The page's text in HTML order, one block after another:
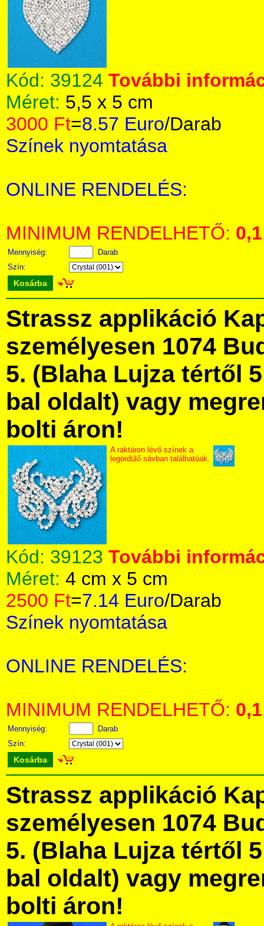
Kód: 39124 További
Méret: 5,5 x 5 cm
3000 Ft=8.57 Euro/Darab
Színek nyomtatása
ONLINE RENDELÉS:
MINIMUM RENDELHETŐ: 0,1
Mennyiség:
Darab
Szín:
Kosárba
Strassz applikáció
személyesen 1074
5. (Blaha Lujza tértől
bal oldalt) vagy
bolti áron!
A raktáron lévő színek a
legördülő sávban találhatóak.
Kód: 39123 További
Méret: 4 cm x 5 cm
2500 Ft=7.14 Euro/Darab
Színek nyomtatása
ONLINE RENDELÉS:
MINIMUM RENDELHETŐ: 0,1
Mennyiség:
Darab
Szín:
Kosárba
Strassz applikáció
személyesen 1074
5. (Blaha Lujza tértől
bal oldalt) vagy
bolti áron!